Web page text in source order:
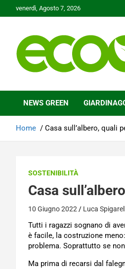
to
venerdì, Agosto 7, 2026
Ecoo.it
NEWS GREEN
Home Casa sull’albero, quali
SOSTENIBILITÀ
Casa
10 Giugno 2022 Luca
Tutti i ragazzi sognano di
è facile, la costruzione
problema. Soprattutto se
Ma prima di recarsi dal